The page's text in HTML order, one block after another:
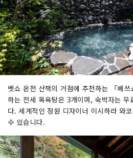
벳쇼 온천 산책의 거점에 추천하는 「베
하는 전세 목욕탕은 3개이며, 숙박자는 무
다. 세계적인 정원 디자이너 이시하라 와
수 있습니다.